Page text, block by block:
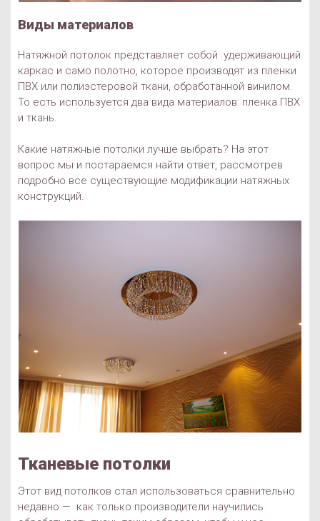
Виды материалов
Натяжной потолок представляет собой удерживающий
каркас и само полотно, которое производят из пленки
ПВХ или полиэстеровой ткани, обработанной винилом.
То есть используется два вида материалов: пленка ПВХ
и ткань.
Какие натяжные потолки лучше выбрать? На этот
вопрос мы и постараемся найти ответ, рассмотрев
подробно все существующие модификации натяжных
конструкций.
Тканевые потолки
Этот вид потолков стал использоваться сравнительно
недавно — как только производители научились